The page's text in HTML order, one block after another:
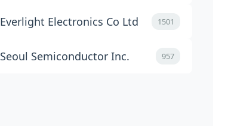
Everlight Electronics Co Ltd 1501
Seoul Semiconductor Inc. 957